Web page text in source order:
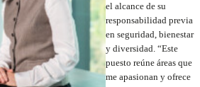
el alcance de su
responsabilidad previa
en seguridad, bienestar
y diversidad. “Este
puesto reúne áreas que
me apasionan y ofrece